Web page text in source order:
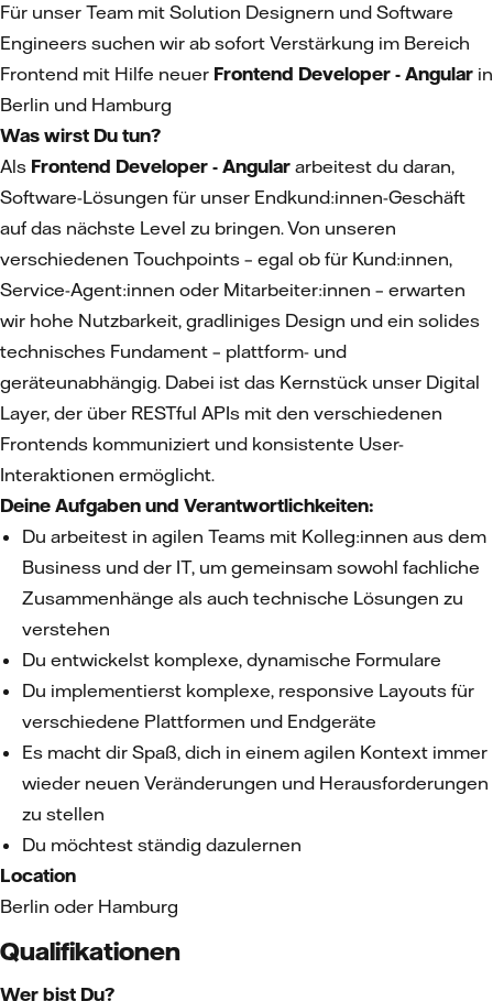
Für unser Team mit Solution Designern und Software
Engineers suchen wir ab sofort Verstärkung im Bereich
Frontend mit Hilfe neuer Frontend Developer - Angular in
Berlin und Hamburg
Was wirst Du tun?
Als Frontend Developer - Angular arbeitest du daran,
Software-Lösungen für unser Endkund:innen-Geschäft
auf das nächste Level zu bringen. Von unseren
verschiedenen Touchpoints – egal ob für Kund:innen,
Service-Agent:innen oder Mitarbeiter:innen – erwarten
wir hohe Nutzbarkeit, gradliniges Design und ein solides
technisches Fundament – plattform- und
geräteunabhängig. Dabei ist das Kernstück unser Digital
Layer, der über RESTful APIs mit den verschiedenen
Frontends kommuniziert und konsistente User-
Interaktionen ermöglicht.
Deine Aufgaben und Verantwortlichkeiten:
Du arbeitest in agilen Teams mit Kolleg:innen aus dem
Business und der IT, um gemeinsam sowohl fachliche
Zusammenhänge als auch technische Lösungen zu
verstehen
Du entwickelst komplexe, dynamische Formulare
Du implementierst komplexe, responsive Layouts für
verschiedene Plattformen und Endgeräte
Es macht dir Spaß, dich in einem agilen Kontext immer
wieder neuen Veränderungen und Herausforderungen
zu stellen
Du möchtest ständig dazulernen
Location
Berlin oder Hamburg
Qualifikationen
Wer bist Du?